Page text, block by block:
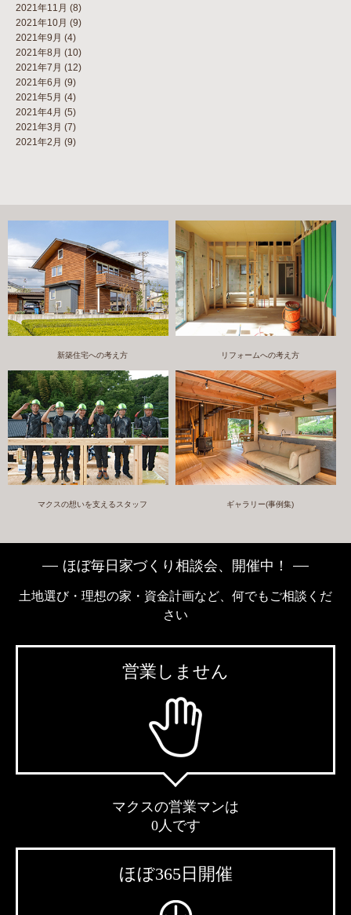
2021年11月 (8)
2021年10月 (9)
2021年9月 (4)
2021年8月 (10)
2021年7月 (12)
2021年6月 (9)
2021年5月 (4)
2021年4月 (5)
2021年3月 (7)
2021年2月 (9)
新築住宅への考え方 リフォームへの考え方
マクスの想いを支えるスタッフ ギャラリー(事例集)
ほぼ毎日家づくり相談会、開催中！
土地選び・理想の家・資金計画など、何でもご相談くだ
さい
営業しません
マクスの営業マンは
0人です
ほぼ365日開催